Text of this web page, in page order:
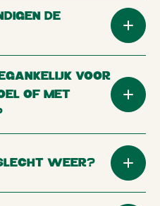
DE
VOOR
OF MET
WEER?